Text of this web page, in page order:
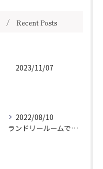
Recent Posts
2023/11/07
2022/08/10
ランドリールームで冷や汗💦